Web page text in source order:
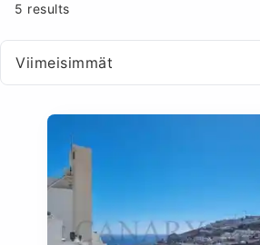
5 results
Viimeisimmät